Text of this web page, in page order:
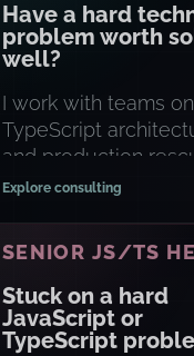
Have a hard
problem worth
well?
I work with teams
TypeScript
and production
Explore consulting
SENIOR JS/TS
Stuck on a hard
JavaScript or
TypeScript